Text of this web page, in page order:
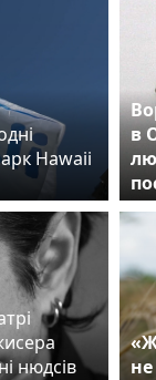
Hawaii
в
нюдсів